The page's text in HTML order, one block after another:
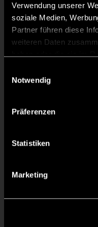
Verwendung unserer
soziale Medien,
Partner führen diese
weiteren Daten
Notwendig
Präferenzen
Statistiken
Marketing
47' TOR 3:0,